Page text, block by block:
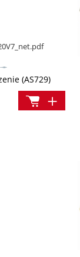
(AS729)